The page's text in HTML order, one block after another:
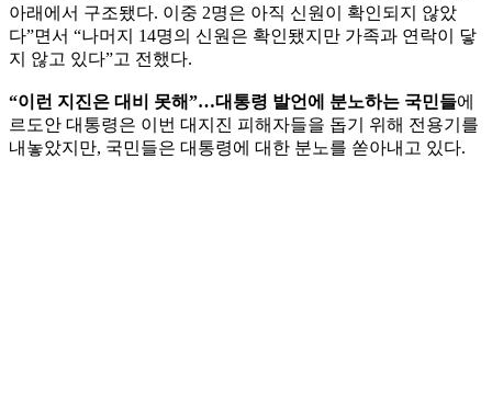
아래에서 구조됐다. 이중 2명은 아직 신원이 확인되지 않았
다”면서 “나머지 14명의 신원은 확인됐지만 가족과 연락이 닿
지 않고 있다”고 전했다.
“이런 지진은 대비 못해”…대통령 발언에 분노하는 국민들에
르도안 대통령은 이번 대지진 피해자들을 돕기 위해 전용기를
내놓았지만, 국민들은 대통령에 대한 분노를 쏟아내고 있다.